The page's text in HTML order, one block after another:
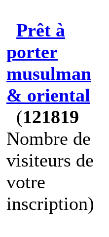
Prêt à
porter
musulman
& oriental
(121819
Nombre de
visiteurs de
votre
inscription)